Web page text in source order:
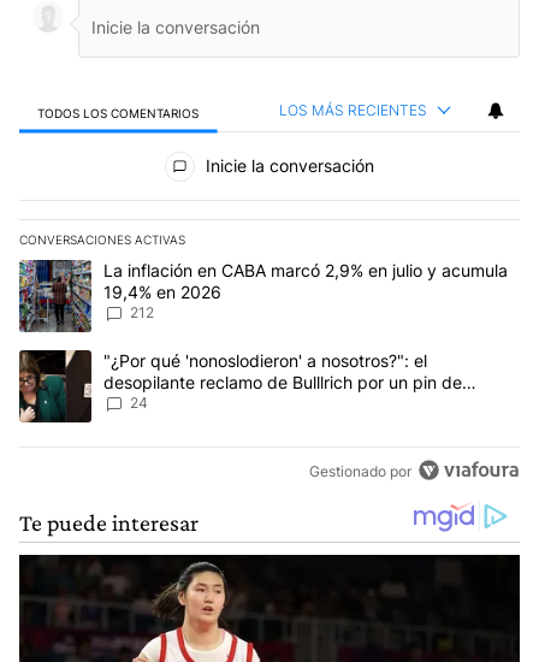
TODOS LOS COMENTARIOS LOS MÁS RECIENTES
Todos los comentarios
Inicie la conversación
CONVERSACIONES ACTIVAS
Este listado muestra los artículos con más comentarios en los
Un artículo de tendencia con el título "La inflación en CABA
La inflación en CABA marcó 2,9% en julio y acumula
19,4% en 2026
212
Un artículo de tendencia con el título ""¿Por qué 'nonoslodieron'
"¿Por qué 'nonoslodieron' a nosotros?": el
desopilante reclamo de Bulllrich por un pin de
Malvinas
24
Gestionado por